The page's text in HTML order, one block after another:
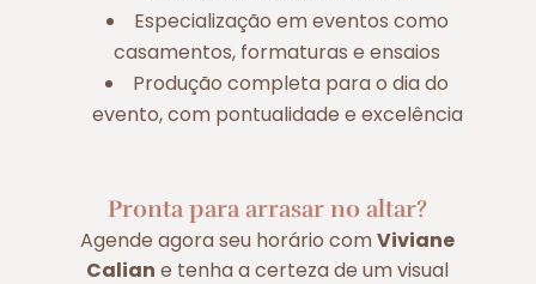
Especialização em eventos como
casamentos, formaturas e ensaios
Produção completa para o dia do
evento, com pontualidade e excelência
Pronta para arrasar no altar?
Agende agora seu horário comViviane
Calian e tenha a certeza de um visual